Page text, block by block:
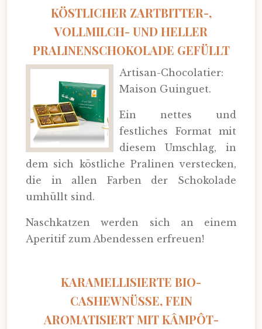
KÖSTLICHER ZARTBITTER-,
VOLLMILCH- UND HELLER
PRALINENSCHOKOLADE GEFÜLLT
Artisan-Chocolatier:
Maison Guinguet.
Ein nettes und
festliches Format mit
diesem Umschlag, in
dem sich köstliche Pralinen verstecken,
die in allen Farben der Schokolade
umhüllt sind.
Naschkatzen werden sich an einem
Aperitif zum Abendessen erfreuen!
KARAMELLISIERTE BIO-
CASHEWNÜSSE, FEIN
AROMATISIERT MIT KÂMPÔT-